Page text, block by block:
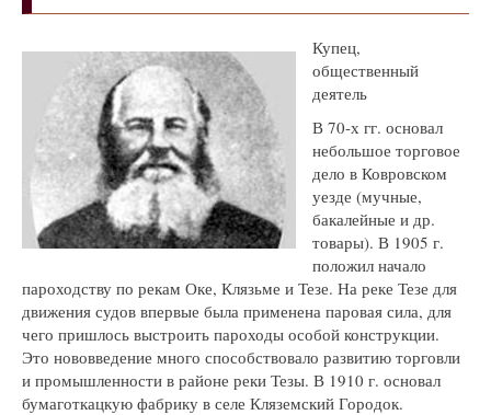
Купец,
общественный
деятель
В 70-х гг. основал
небольшое торговое
дело в Ковровском
уезде (мучные,
бакалейные и др.
товары). В 1905 г.
положил начало
пароходству по рекам Оке, Клязьме и Тезе. На реке Тезе для
движения судов впервые была применена паровая сила, для
чего пришлось выстроить пароходы особой конструкции.
Это нововведение много способствовало развитию торговли
и промышленности в районе реки Тезы. В 1910 г. основал
бумаготкацкую фабрику в селе Кляземский Городок.